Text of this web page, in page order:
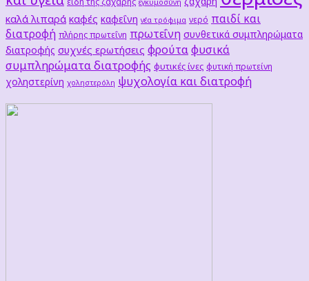
καλά λιπαρά καφές καφεΐνη νέα τρόφιμα νερό παιδί και
διατροφή πλήρης πρωτεΐνη πρωτεΐνη συνθετικά συμπληρώματα
διατροφής συχνές ερωτήσεις φρούταφυσικά
συμπληρώματα διατροφής φυτικές ίνες φυτική πρωτείνη
χοληστερίνη χοληστερόλη ψυχολογία και διατροφή